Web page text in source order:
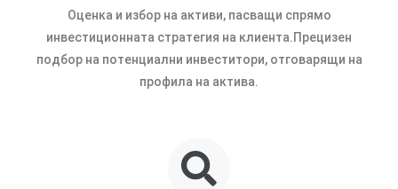
Оценка и избор на активи, пасващи спрямо
инвестиционната стратегия на клиента.Прецизен
подбор на потенциални инвеститори, отговарящи на
профила на актива.